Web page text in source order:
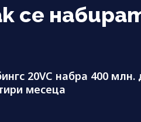
се
20VC набра 400 млн.
месеца